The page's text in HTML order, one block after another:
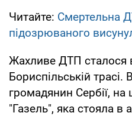
Читайте: Смертельна
підозрюваного
Жахливе ДТП сталося
Бориспільській трасі.
громадянин Сербії,
"Газель", яка стояла в